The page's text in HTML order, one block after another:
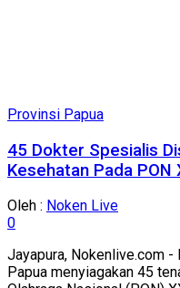
Provinsi Papua
45 Dokter Spesialis
Kesehatan Pada PON
Oleh : Noken Live
0
Jayapura, Nokenlive.com
Papua menyiagakan 45